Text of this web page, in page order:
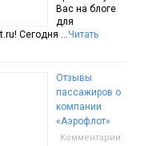
Вас на блоге
для
Сегодня …Читать
Отзывы
пассажиров о
компании
«Аэрофлот»
Комментарии: